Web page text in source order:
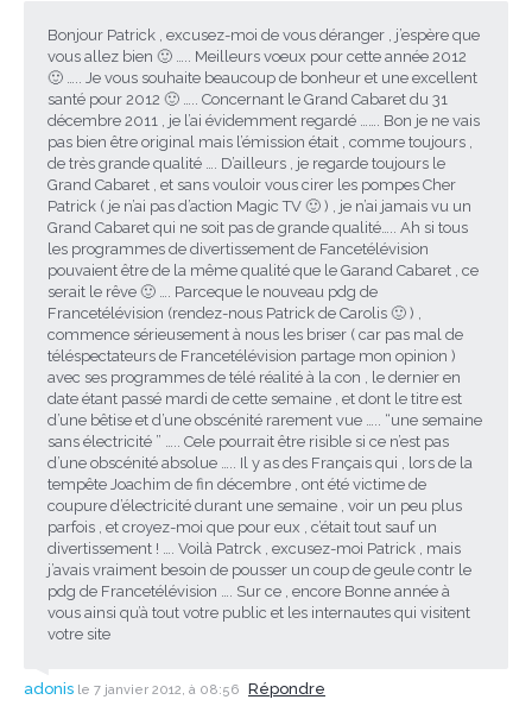
Bonjour Patrick , excusez-moi de vous déranger , j’espère que
vous allez bien 🙂 ….. Meilleurs voeux pour cette année 2012
🙂 ….. Je vous souhaite beaucoup de bonheur et une excellent
santé pour 2012 🙂 ….. Concernant le Grand Cabaret du 31
décembre 2011 , je l’ai évidemment regardé ……. Bon je ne vais
pas bien être original mais l’émission était , comme toujours ,
de très grande qualité …. D’ailleurs , je regarde toujours le
Grand Cabaret , et sans vouloir vous cirer les pompes Cher
Patrick ( je n’ai pas d’action Magic TV 🙂 ) , je n’ai jamais vu un
Grand Cabaret qui ne soit pas de grande qualité….. Ah si tous
les programmes de divertissement de Fancetélévision
pouvaient être de la même qualité que le Garand Cabaret , ce
serait le rêve 🙂 …. Parceque le nouveau pdg de
Francetélévision (rendez-nous Patrick de Carolis 🙂 ) ,
commence sérieusement à nous les briser ( car pas mal de
téléspectateurs de Francetélévision partage mon opinion )
avec ses programmes de télé réalité à la con , le dernier en
date étant passé mardi de cette semaine , et dont le titre est
d’une bêtise et d’une obscénité rarement vue ….. “une semaine
sans électricité ” ….. Cele pourrait être risible si ce n’est pas
d’une obscénité absolue ….. Il y as des Français qui , lors de la
tempête Joachim de fin décembre , ont été victime de
coupure d’électricité durant une semaine , voir un peu plus
parfois , et croyez-moi que pour eux , c’était tout sauf un
divertissement ! …. Voilà Patrck , excusez-moi Patrick , mais
j’avais vraiment besoin de pousser un coup de geule contr le
pdg de Francetélévision …. Sur ce , encore Bonne année à
vous ainsi qu’à tout votre public et les internautes qui visitent
votre site
adonis le 7 janvier 2012, à 08:56 Répondre